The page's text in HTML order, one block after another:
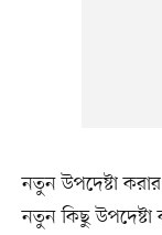
নতুন উপদেষ্টা
নতুন কিছু উপদেষ্টা